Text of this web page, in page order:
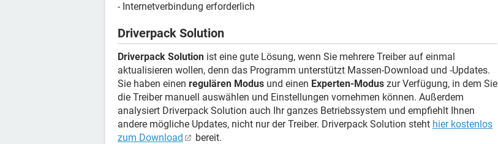
- Internetverbindung erforderlich
Driverpack Solution
Driverpack Solution ist eine gute Lösung, wenn Sie mehrere Treiber auf einmal
aktualisieren wollen, denn das Programm unterstützt Massen-Download und -Updates.
Sie haben einen regulären Modus und einen Experten-Modus zur Verfügung, in dem Sie
die Treiber manuell auswählen und Einstellungen vornehmen können. Außerdem
analysiert Driverpack Solution auch Ihr ganzes Betriebssystem und empfiehlt Ihnen
andere mögliche Updates, nicht nur der Treiber. Driverpack Solution steht hier kostenlos
zum Download
bereit.